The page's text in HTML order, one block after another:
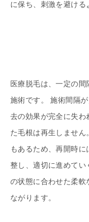
に保ち、刺激を避ける
医療脱毛は、一定の
施術です。 施術間隔
去の効果が完全に失わ
た毛根は再生しません
もあるため、再開時
整し、適切に進めて
の状態に合わせた柔軟
ながります。